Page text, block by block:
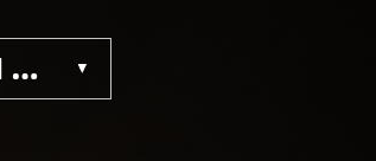
POSTPRODUCTION SONORE